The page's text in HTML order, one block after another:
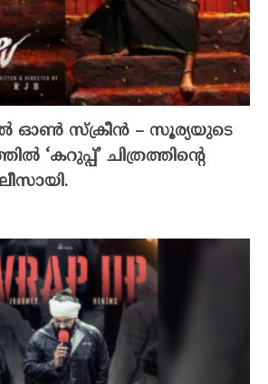
ഓൺ സ്‌ക്രീൻ – സൂര്യയുടെ
‘കറുപ്പ്’ ചിത്രത്തിന്റെ